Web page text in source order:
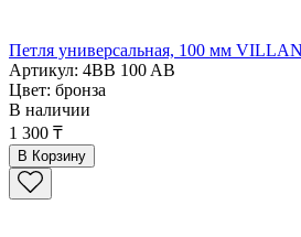
Петля универсальная, 100 мм
Артикул: 4BB 100 AB
Цвет: бронза
В наличии
1 300 ₸
В Корзину